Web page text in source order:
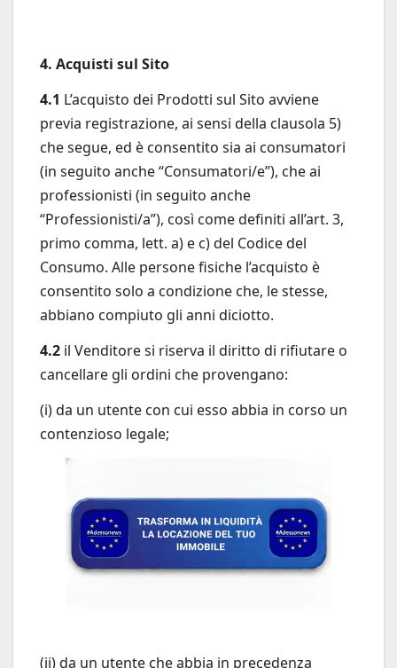
4. Acquisti sul Sito
4.1 L’acquisto dei Prodotti sul Sito avviene
previa registrazione, ai sensi della clausola 5)
che segue, ed è consentito sia ai consumatori
(in seguito anche “Consumatori/e”), che ai
professionisti (in seguito anche
“Professionisti/a”), così come definiti all’art. 3,
primo comma, lett. a) e c) del Codice del
Consumo. Alle persone fisiche l’acquisto è
consentito solo a condizione che, le stesse,
abbiano compiuto gli anni diciotto.
4.2 il Venditore si riserva il diritto di rifiutare o
cancellare gli ordini che provengano:
(i) da un utente con cui esso abbia in corso un
contenzioso legale;
(ii) da un utente che abbia in precedenza